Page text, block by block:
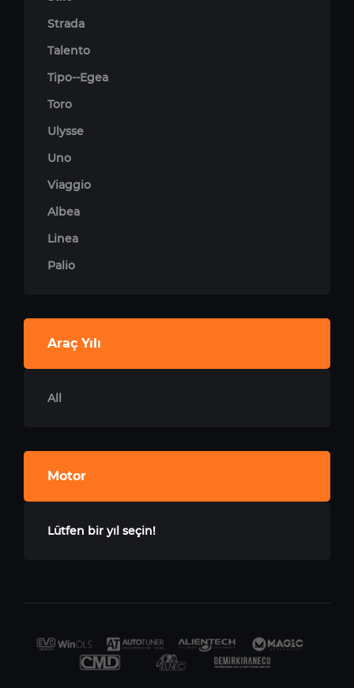
Strada
Talento
Tipo--Egea
Toro
Ulysse
Uno
Viaggio
Albea
Linea
Palio
Araç Yılı
All
Motor
Lütfen bir yıl seçin!